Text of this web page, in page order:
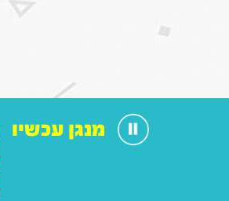
מנגן עכשיו